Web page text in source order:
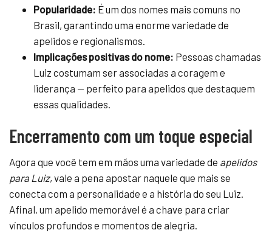
Popularidade: É um dos nomes mais comuns no
Brasil, garantindo uma enorme variedade de
apelidos e regionalismos.
Implicações positivas do nome: Pessoas chamadas
Luiz costumam ser associadas a coragem e
liderança — perfeito para apelidos que destaquem
essas qualidades.
Encerramento com um toque especial
Agora que você tem em mãos uma variedade de apelidos
para Luiz, vale a pena apostar naquele que mais se
conecta com a personalidade e a história do seu Luiz.
Afinal, um apelido memorável é a chave para criar
vínculos profundos e momentos de alegria.